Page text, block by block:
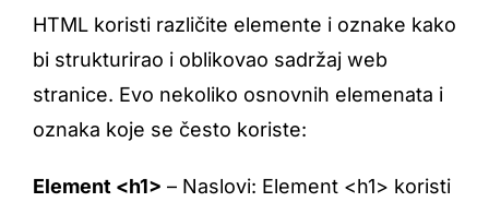
HTML koristi različite elemente i oznake kako
bi strukturirao i oblikovao sadržaj web
stranice. Evo nekoliko osnovnih elemenata i
oznaka koje se često koriste:
Element <h1> – Naslovi: Element <h1> koristi